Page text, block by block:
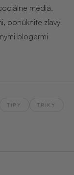
médiá,
ponúknite zľavy
blogermi
TIPY TRIKY